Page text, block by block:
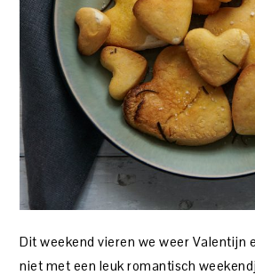
Dit weekend vieren we weer Valentijn
niet met een leuk romantisch